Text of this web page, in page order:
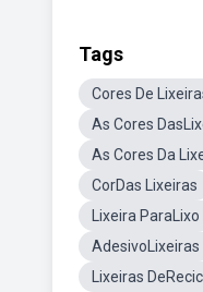
Tags
Cores De
As Cores
As Cores Da
CorDas Lixeiras
Lixeira
AdesivoLixeiras
Lixeiras